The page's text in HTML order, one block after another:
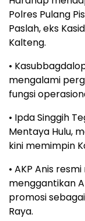
Polres Pulang
Paslah, eks
Kalteng.
•
mengalami
fungsi
• Ipda Singgih
Mentaya Hulu,
kini memimpin
• AKP Anis
menggantikan
promosi
Raya.